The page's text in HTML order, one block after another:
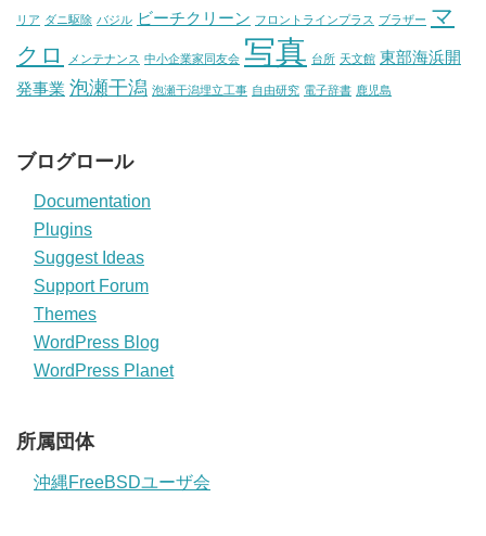
リア ダニ駆除 バジル ビーチクリーン フロントラインプラス ブラザー マ
クロ
メンテナンス 中小企業家同友会 写真 台所 天文館 東部海浜開
発事業 泡瀬干潟 泡瀬干潟埋立工事 自由研究 電子辞書 鹿児島
ブログロール
Documentation
Plugins
Suggest Ideas
Support Forum
Themes
WordPress Blog
WordPress Planet
所属団体
沖縄FreeBSDユーザ会